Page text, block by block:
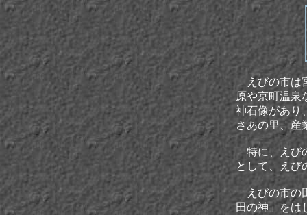
えびの市は
原や京町温泉
神石像があり
さあの里、産
特に、えび
として、えび
えびの市の田
田の神」をは